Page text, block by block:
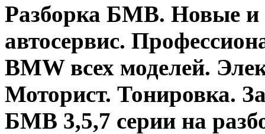
Разборка БМВ. Новые и
автосервис.
BMW всех моделей.
Моторист. Тонировка.
БМВ 3,5,7 серии на